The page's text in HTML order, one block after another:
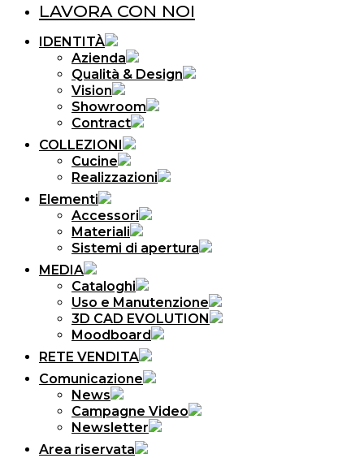
LAVORA CON NOI
IDENTITÀ
Azienda
Qualità & Design
Vision
Showroom
Contract
COLLEZIONI
Cucine
Realizzazioni
Elementi
Accessori
Materiali
Sistemi di apertura
MEDIA
Cataloghi
Uso e Manutenzione
3D CAD EVOLUTION
Moodboard
RETE VENDITA
Comunicazione
News
Campagne Video
Newsletter
Area riservata